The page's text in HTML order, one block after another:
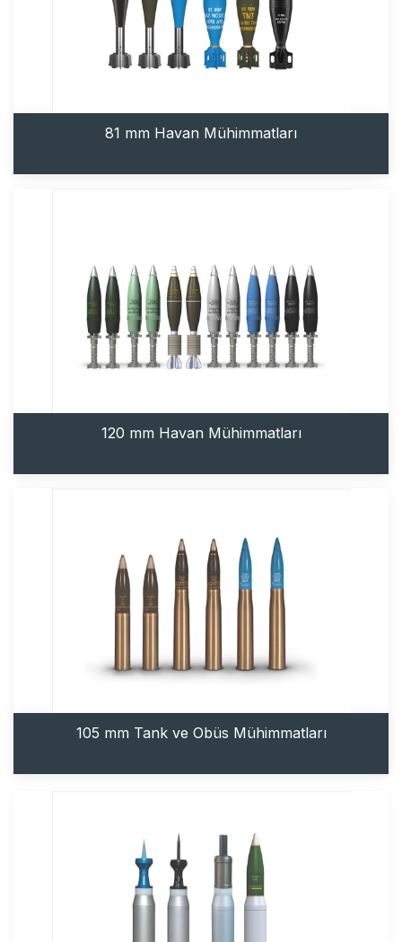
81 mm Havan Mühimmatları
120 mm Havan Mühimmatları
105 mm Tank ve Obüs Mühimmatları